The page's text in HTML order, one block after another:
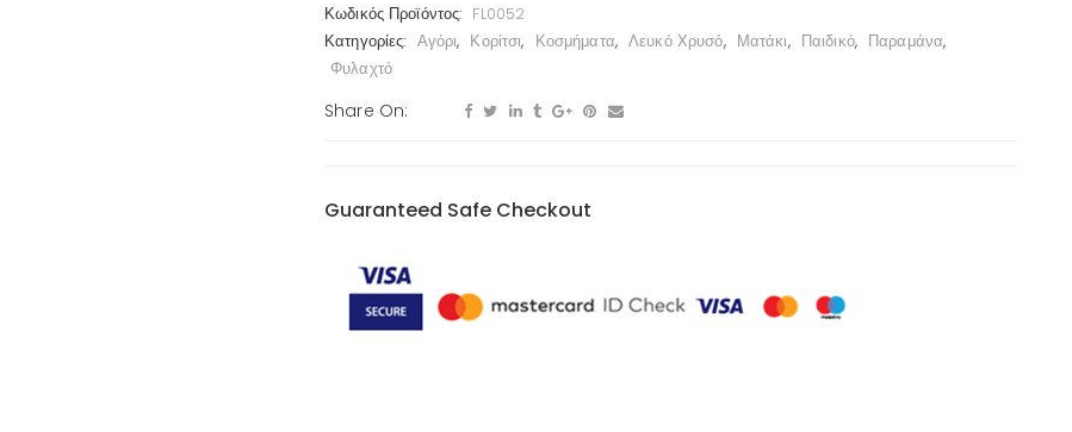
Κωδικός Προϊόντος: FL0052
Κατηγορίες: Αγόρι, Κορίτσι, Κοσμήματα, Λευκό Χρυσό, Ματάκι, Παιδικό, Παραμάνα,
Φυλαχτό
Share On:
Guaranteed Safe Checkout